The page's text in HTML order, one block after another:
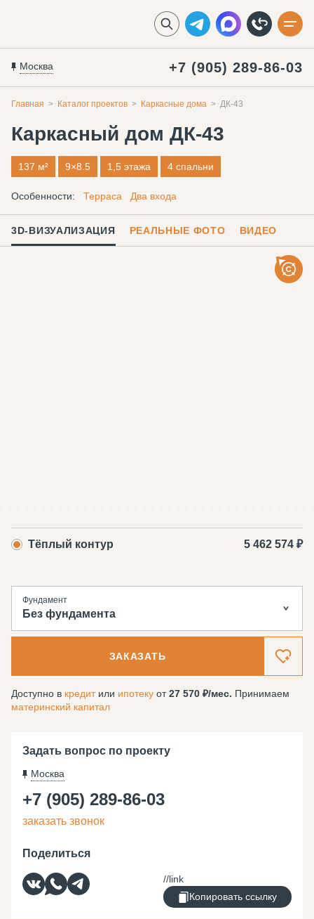
Москва +7 (905) 289-86-03
Главная Каталог проектов Каркасные дома ДК-43
Каркасный дом ДК-43
137 м² 9×8.5 1,5 этажа 4 спальни
Особенности: Терраса Два входа
3D-ВИЗУАЛИЗАЦИЯ РЕАЛЬНЫЕ ФОТО ВИДЕО
Тёплый контур 5 462 574 ₽
Фундамент
Без фундамента
ЗАКАЗАТЬ
Доступно в кредитили ипотеку от27 570 /мес. Принимаем
материнский капитал
Задать вопрос по проекту
Москва
+7 (905) 289-86-03
заказать звонок
Поделиться
Копировать ссылку